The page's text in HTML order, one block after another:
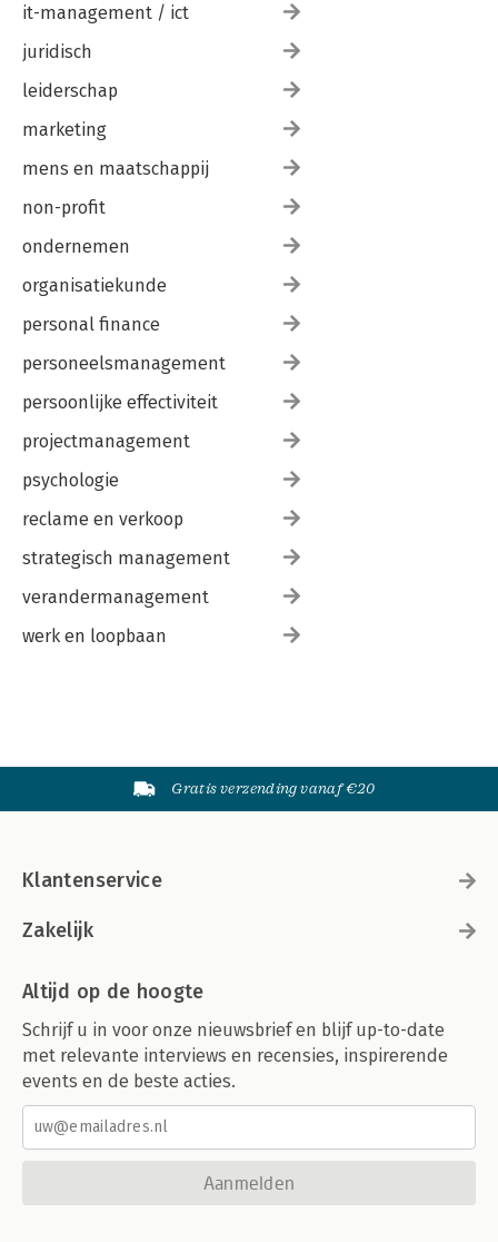
it-management / ict
juridisch
leiderschap
marketing
mens en maatschappij
non-profit
ondernemen
organisatiekunde
personal finance
personeelsmanagement
persoonlijke effectiviteit
projectmanagement
psychologie
reclame en verkoop
strategisch management
verandermanagement
werk en loopbaan
Gratis verzending vanaf €20
Klantenservice
Zakelijk
Altijd op de hoogte
Schrijf u in voor onze nieuwsbrief en blijf up-to-date
met relevante interviews en recensies, inspirerende
events en de beste acties.
Aanmelden